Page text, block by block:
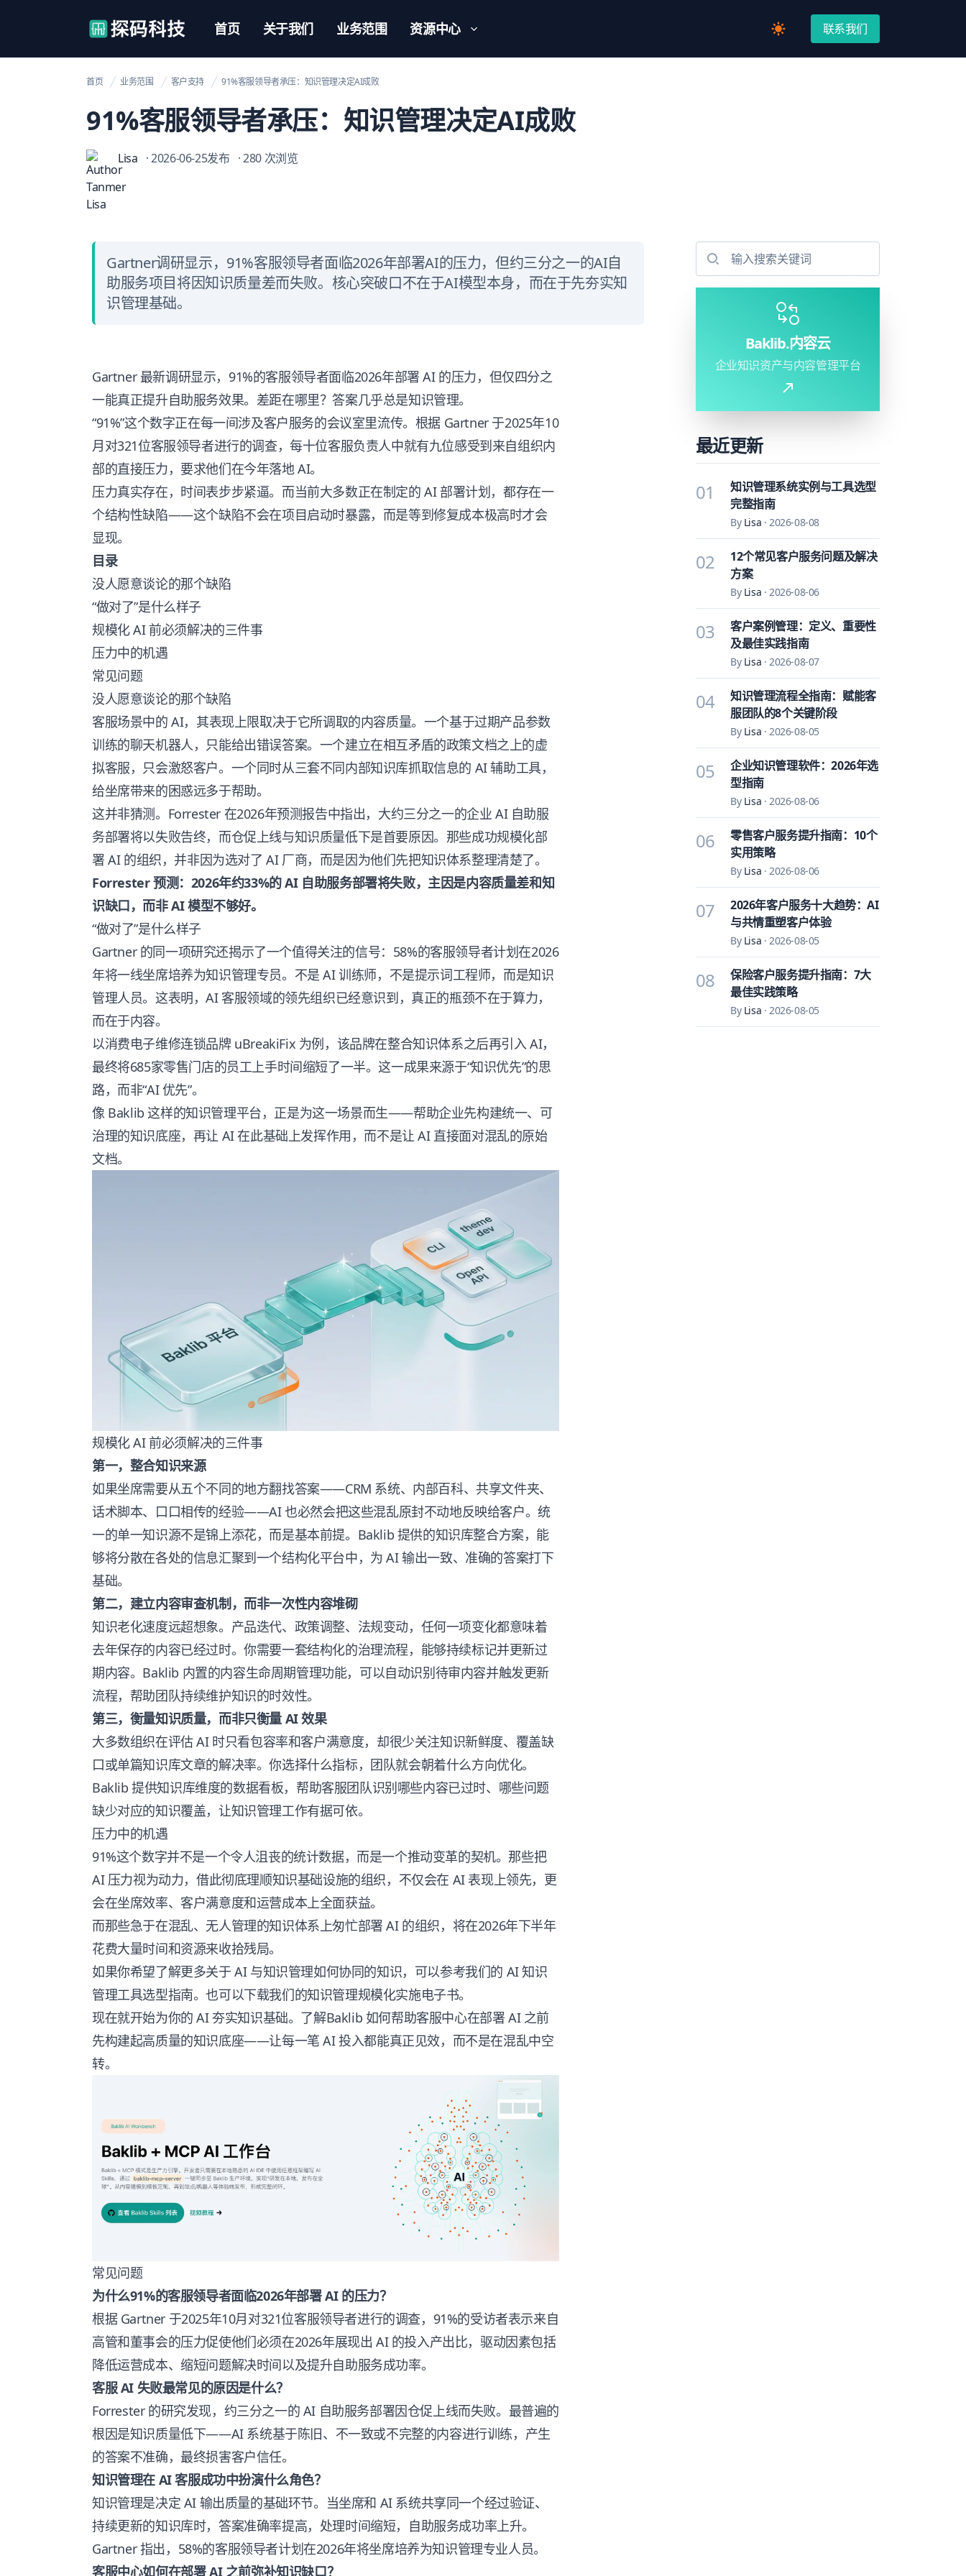
【官网】探码科技 首页 关于我们 业务范围 资源中心 Switch to light / dark version
联系我们
首页 业务范围 客户支持 91%客服领导者承压：知识管理决定AI成败
91%客服领导者承压：知识管理决定AI成败
Lisa · 2026-06-25发布 · 280 次浏览
Gartner调研显示，91%客服领导者面临2026年部署AI的压力，但约三分之一的AI自
助服务项目将因知识质量差而失败。核心突破口不在于AI模型本身，而在于先夯实知
识管理基础。
Gartner 最新调研显示，91%的客服领导者面临2026年部署 AI 的压力，但仅四分之
一能真正提升自助服务效果。差距在哪里？答案几乎总是知识管理。
“91%”这个数字正在每一间涉及客户服务的会议室里流传。根据 Gartner 于2025年10
月对321位客服领导者进行的调查，每十位客服负责人中就有九位感受到来自组织内
部的直接压力，要求他们在今年落地 AI。
压力真实存在，时间表步步紧逼。而当前大多数正在制定的 AI 部署计划，都存在一
个结构性缺陷——这个缺陷不会在项目启动时暴露，而是等到修复成本极高时才会
显现。
目录
没人愿意谈论的那个缺陷
“做对了”是什么样子
规模化 AI 前必须解决的三件事
压力中的机遇
常见问题
没人愿意谈论的那个缺陷
客服场景中的 AI，其表现上限取决于它所调取的内容质量。一个基于过期产品参数
训练的聊天机器人，只能给出错误答案。一个建立在相互矛盾的政策文档之上的虚
拟客服，只会激怒客户。一个同时从三套不同内部知识库抓取信息的 AI 辅助工具，
给坐席带来的困惑远多于帮助。
这并非猜测。Forrester 在2026年预测报告中指出，大约三分之一的企业 AI 自助服
务部署将以失败告终，而仓促上线与知识质量低下是首要原因。那些成功规模化部
署 AI 的组织，并非因为选对了 AI 厂商，而是因为他们先把知识体系整理清楚了。
Forrester 预测：2026年约33%的 AI 自助服务部署将失败，主因是内容质量差和知
识缺口，而非 AI 模型不够好。
“做对了”是什么样子
Gartner 的同一项研究还揭示了一个值得关注的信号：58%的客服领导者计划在2026
年将一线坐席培养为知识管理专员。不是 AI 训练师，不是提示词工程师，而是知识
管理人员。这表明，AI 客服领域的领先组织已经意识到，真正的瓶颈不在于算力，
而在于内容。
以消费电子维修连锁品牌 uBreakiFix 为例，该品牌在整合知识体系之后再引入 AI，
最终将685家零售门店的员工上手时间缩短了一半。这一成果来源于“知识优先”的思
路，而非“AI 优先”。
像 Baklib 这样的知识管理平台，正是为这一场景而生——帮助企业先构建统一、可
治理的知识底座，再让 AI 在此基础上发挥作用，而不是让 AI 直接面对混乱的原始
文档。
规模化 AI 前必须解决的三件事
第一，整合知识来源
如果坐席需要从五个不同的地方翻找答案——CRM 系统、内部百科、共享文件夹、
话术脚本、口口相传的经验——AI 也必然会把这些混乱原封不动地反映给客户。统
一的单一知识源不是锦上添花，而是基本前提。Baklib 提供的知识库整合方案，能
够将分散在各处的信息汇聚到一个结构化平台中，为 AI 输出一致、准确的答案打下
基础。
第二，建立内容审查机制，而非一次性内容堆砌
知识老化速度远超想象。产品迭代、政策调整、法规变动，任何一项变化都意味着
去年保存的内容已经过时。你需要一套结构化的治理流程，能够持续标记并更新过
期内容。Baklib 内置的内容生命周期管理功能，可以自动识别待审内容并触发更新
流程，帮助团队持续维护知识的时效性。
第三，衡量知识质量，而非只衡量 AI 效果
大多数组织在评估 AI 时只看包容率和客户满意度，却很少关注知识新鲜度、覆盖缺
口或单篇知识库文章的解决率。你选择什么指标，团队就会朝着什么方向优化。
Baklib 提供知识库维度的数据看板，帮助客服团队识别哪些内容已过时、哪些问题
缺少对应的知识覆盖，让知识管理工作有据可依。
压力中的机遇
91%这个数字并不是一个令人沮丧的统计数据，而是一个推动变革的契机。那些把
AI 压力视为动力，借此彻底理顺知识基础设施的组织，不仅会在 AI 表现上领先，更
会在坐席效率、客户满意度和运营成本上全面获益。
而那些急于在混乱、无人管理的知识体系上匆忙部署 AI 的组织，将在2026年下半年
花费大量时间和资源来收拾残局。
如果你希望了解更多关于 AI 与知识管理如何协同的知识，可以参考我们的 AI 知识
管理工具选型指南。也可以下载我们的知识管理规模化实施电子书。
现在就开始为你的 AI 夯实知识基础。了解Baklib 如何帮助客服中心在部署 AI 之前
先构建起高质量的知识底座——让每一笔 AI 投入都能真正见效，而不是在混乱中空
转。
常见问题
为什么91%的客服领导者面临2026年部署 AI 的压力？
根据 Gartner 于2025年10月对321位客服领导者进行的调查，91%的受访者表示来自
高管和董事会的压力促使他们必须在2026年展现出 AI 的投入产出比，驱动因素包括
降低运营成本、缩短问题解决时间以及提升自助服务成功率。
客服 AI 失败最常见的原因是什么？
Forrester 的研究发现，约三分之一的 AI 自助服务部署因仓促上线而失败。最普遍的
根因是知识质量低下——AI 系统基于陈旧、不一致或不完整的内容进行训练，产生
的答案不准确，最终损害客户信任。
知识管理在 AI 客服成功中扮演什么角色？
知识管理是决定 AI 输出质量的基础环节。当坐席和 AI 系统共享同一个经过验证、
持续更新的知识库时，答案准确率提高，处理时间缩短，自助服务成功率上升。
Gartner 指出，58%的客服领导者计划在2026年将坐席培养为知识管理专业人员。
客服中心如何在部署 AI 之前弥补知识缺口？
Baklib.内容云
企业知识资产与内容管理平台
最近更新
01
知识管理系统实例与工具选型
完整指南
By Lisa ·2026-08-08
02
12个常见客户服务问题及解决
方案
By Lisa ·2026-08-06
03
客户案例管理：定义、重要性
及最佳实践指南
By Lisa ·2026-08-07
04
知识管理流程全指南：赋能客
服团队的8个关键阶段
By Lisa ·2026-08-05
05
企业知识管理软件：2026年选
型指南
By Lisa ·2026-08-06
06
零售客户服务提升指南：10个
实用策略
By Lisa ·2026-08-06
07
2026年客户服务十大趋势：AI
与共情重塑客户体验
By Lisa ·2026-08-05
08
保险客户服务提升指南：7大
最佳实践策略
By Lisa ·2026-08-05